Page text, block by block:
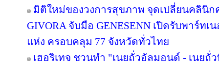
มิติใหม่ของวงการสุขภาพ จุดเปลี่ยนคลินิก
GIVORA จับมือ GENESENN เปิดรับพาร์ทเ
แห่ง ครอบคลุม 77 จังหวัดทั่วไทย
เฮอริเทจ ชวนทำ "เนยถั่วอัลมอนด์ - เนยถั่